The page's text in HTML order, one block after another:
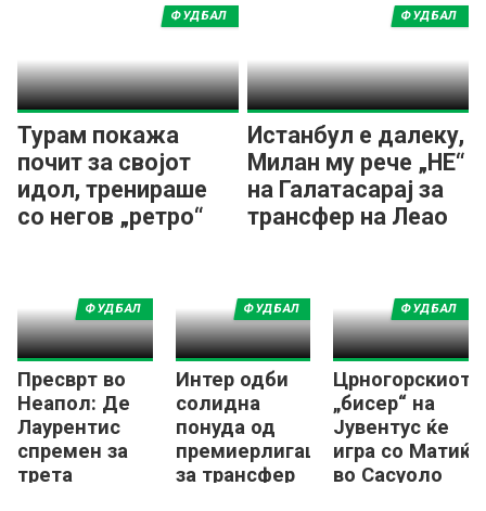
Турам покажа
почит за својот
идол, тренираше
со негов „ретро“
ФУДБАЛ
Истанбул е далеку,
Милан му рече „НЕ“
на Галатасарај за
трансфер на Леао
ФУДБАЛ
Пресврт во
Неапол: Де
Лаурентис
спремен за
трета
ФУДБАЛ
Интер одби
солидна
понуда од
премиерлигаш
за трансфер
ФУДБАЛ
Црногорскиот
„бисер“ на
Јувентус ќе
игра со Матиќ
во Сасуоло
ФУДБАЛ